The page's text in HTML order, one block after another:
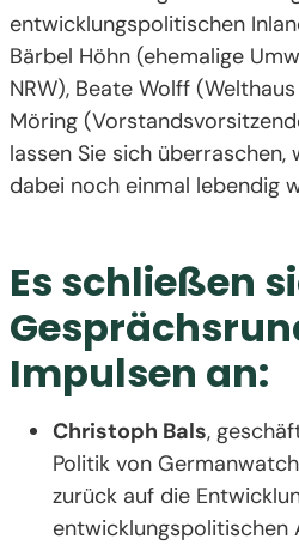
entwicklungspolitischen
Bärbel Höhn (ehemalige
NRW), Beate Wolff
Möring
lassen Sie sich
dabei noch einmal lebendig
Es schließen
Impulsen an:
Christoph Bals,
Politik von
zurück auf die
entwicklungspolitischen